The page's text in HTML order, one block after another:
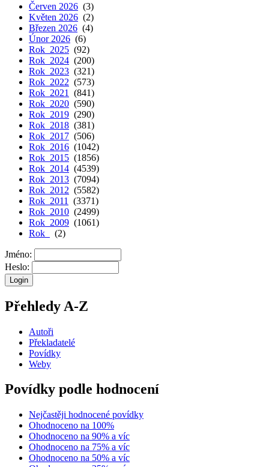
Červen 2026 (3)
Květen 2026 (2)
Březen 2026 (4)
Únor 2026 (6)
Rok 2025 (92)
Rok 2024 (200)
Rok 2023 (321)
Rok 2022 (573)
Rok 2021
(841)
Rok 2020 (590)
Rok 2019 (290)
Rok 2018 (381)
Rok 2017 (506)
Rok 2016 (1042)
Rok 2015 (1856)
Rok 2014 (4539)
Rok 2013 (7094)
Rok 2012 (5582)
Rok 2011
(3371)
Rok 2010 (2499)
Rok 2009 (1061)
Rok
(2)
Jméno:
Heslo:
Přehledy A-Z
Autoři
Překladatelé
Povídky
Weby
Povídky podle hodnocení
Nejčastěji hodnocené povídky
Ohodnoceno na 100%
Ohodnoceno na 90% a víc
Ohodnoceno na 75% a víc
Ohodnoceno na 50% a víc